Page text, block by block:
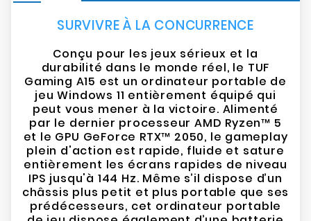
SURVIVRE À LA CONCURRENCE
Conçu pour les jeux sérieux et la
durabilité dans le monde réel, le TUF
Gaming A15 est un ordinateur portable de
jeu Windows 11 entièrement équipé qui
peut vous mener à la victoire. Alimenté
par le dernier processeur AMD Ryzen™ 5
et le GPU GeForce RTX™ 2050, le gameplay
plein d'action est rapide, fluide et sature
entièrement les écrans rapides de niveau
IPS jusqu'à 144 Hz. Même s’il dispose d’un
châssis plus petit et plus portable que ses
prédécesseurs, cet ordinateur portable